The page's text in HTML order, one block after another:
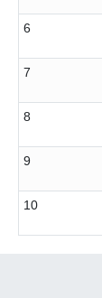
6
7
8
9
10